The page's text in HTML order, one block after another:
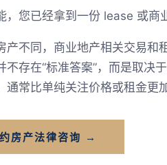
，您已经拿到一份 lease 或商
产不同，商业地产相关交易和
不存在“标准答案”，而是取决
通常比单纯关注价格或租金更
房产法律咨询 →